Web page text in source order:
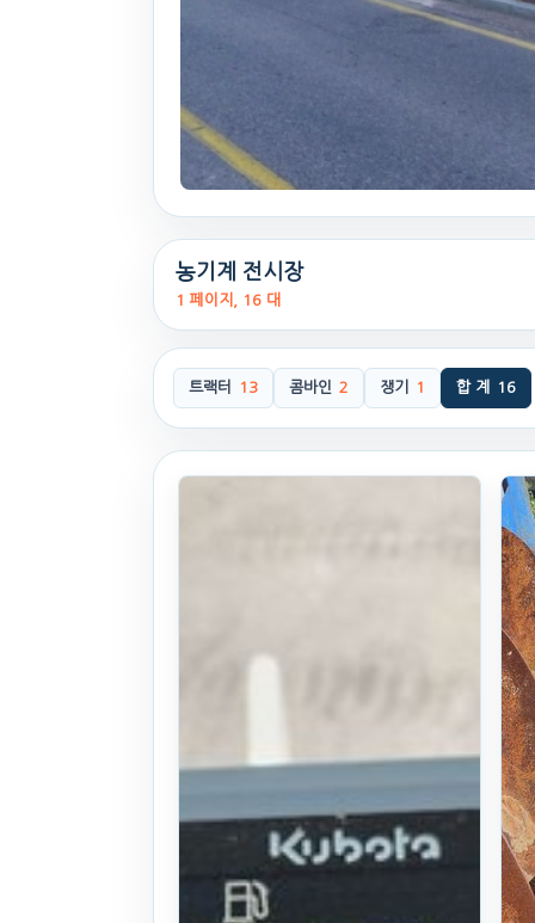
농기계 전시장
1 페이지, 16 대
트랙터 13 콤바인 2 쟁기 1 합 계 16